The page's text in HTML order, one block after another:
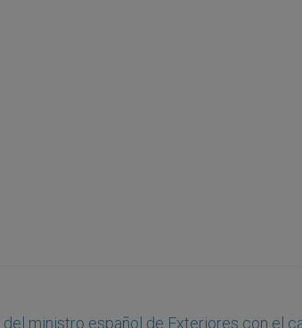
del ministro español de Exteriores con el